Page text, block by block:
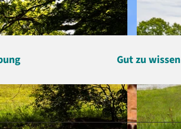
Gut zu wissen